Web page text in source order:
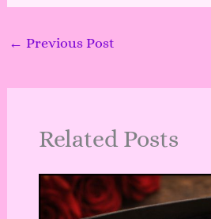
← Previous Post
Related Posts